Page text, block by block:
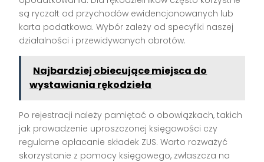
są ryczałt od przychodów ewidencjonowanych lub
karta podatkowa. Wybór zależy od specyfiki naszej
działalności i przewidywanych obrotów.
Najbardziej obiecujące miejsca do
wystawiania rękodzieła
Po rejestracji należy pamiętać o obowiązkach, takich
jak prowadzenie uproszczonej księgowości czy
regularne opłacanie składek ZUS. Warto rozważyć
skorzystanie z pomocy księgowego, zwłaszcza na